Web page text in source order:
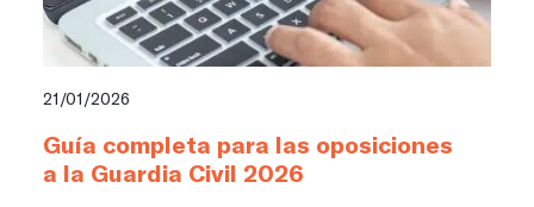
21/01/2026
Guía completa para las oposiciones
a la Guardia Civil 2026